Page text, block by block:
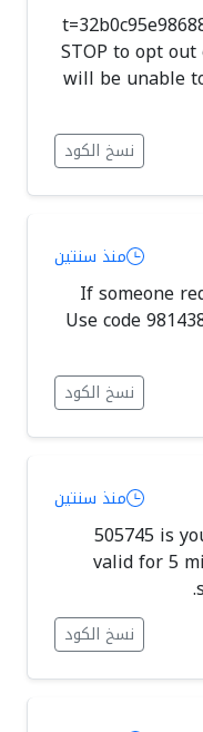
STOP to opt
will be unable
نسخ الكود
منذ سنتين
If someone
Use code
نسخ الكود
منذ سنتين
[TikTok]
valid for 5
نسخ الكود